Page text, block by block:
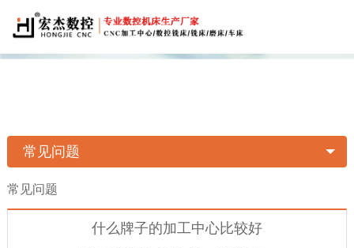
常见问题
常见问题
什么牌子的加工中心比较好